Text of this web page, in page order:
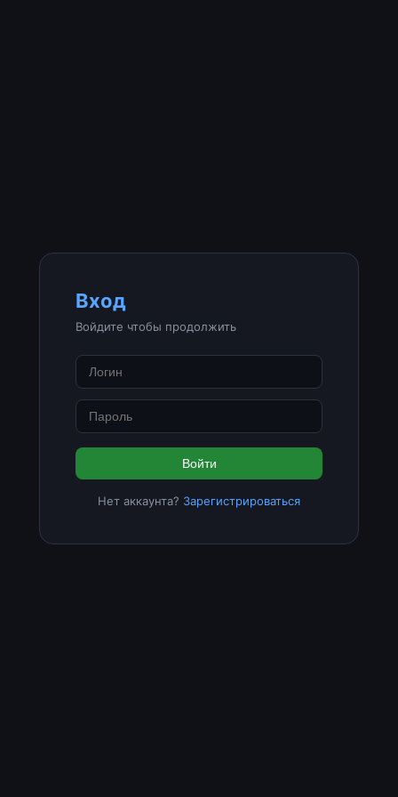
Вход
Войдите чтобы продолжить
Войти
Нет аккаунта? Зарегистрироваться